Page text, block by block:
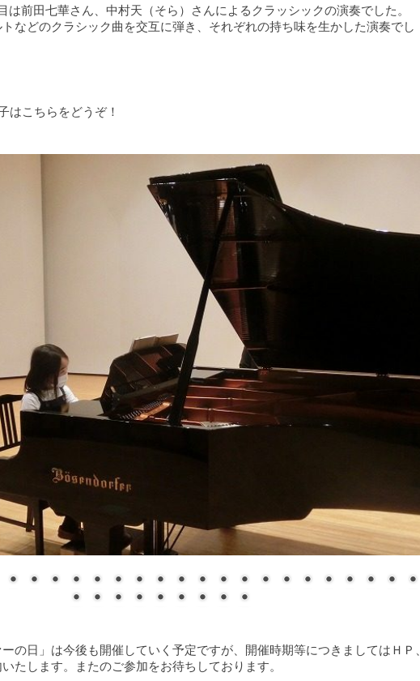
は前田七華さん、中村天（そら）さんによるクラッシックの演奏でした。
などのクラシック曲を交互に弾き、それぞれの持ち味を生かした演奏でし
はこちらをどうぞ！
ーの日」は今後も開催していく予定ですが、開催時期等につきましてはＨＰ、
たします。またのご参加をお待ちしております。